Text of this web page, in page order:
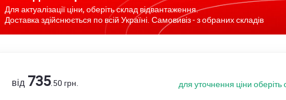
Для актуалізації ціни, оберіть склад відвантаження.
Доставка здійснюється по всій Україні. Самовивіз - з обраних складів
від 735.50 грн. для уточнення ціни